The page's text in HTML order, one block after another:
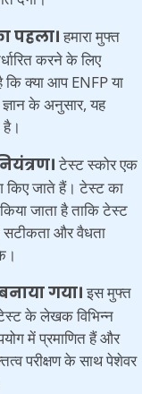
पहला।हमारा मुफ्त
करने के लिए
कि क्या आप ENFP या
के अनुसार, यह
टेस्ट स्कोर एक
किए जाते हैं। टेस्ट का
जाता है ताकि टेस्ट
और वैधता
गया।इस मुफ्त
के लेखक विभिन्न
में प्रमाणित हैं और
परीक्षण के साथ पेशेवर